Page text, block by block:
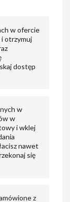
w ofercie
otrzymuj
dostęp
w
w
i wklej
nawet
się
z